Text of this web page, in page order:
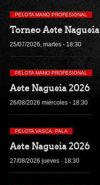
PELOTA MANO PROFESIONAL
Torneo Aste Nagusia
25/07/2026, martes - 18:30
PELOTA MANO PROFESIONAL
Aste Nagusia 2026
26/08/2026 miércoles - 18:30
PELOTA VASCA: PALA
Aste Nagusia 2026
27/08/2026 jueves · 18:30